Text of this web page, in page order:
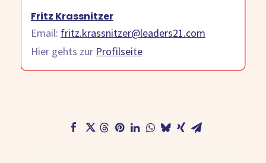
Fritz Krassnitzer
Email: fritz.krassnitzer@leaders21.com
Hier gehts zur Profilseite